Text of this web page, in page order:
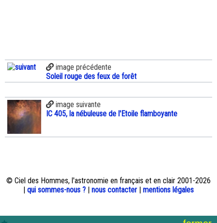
image précédente
Soleil rouge des feux de forêt
image suivante
IC 405, la nébuleuse de l'Etoile flamboyante
© Ciel des Hommes, l'astronomie en français et en clair 2001-2026
| qui sommes-nous ? | nous contacter | mentions légales